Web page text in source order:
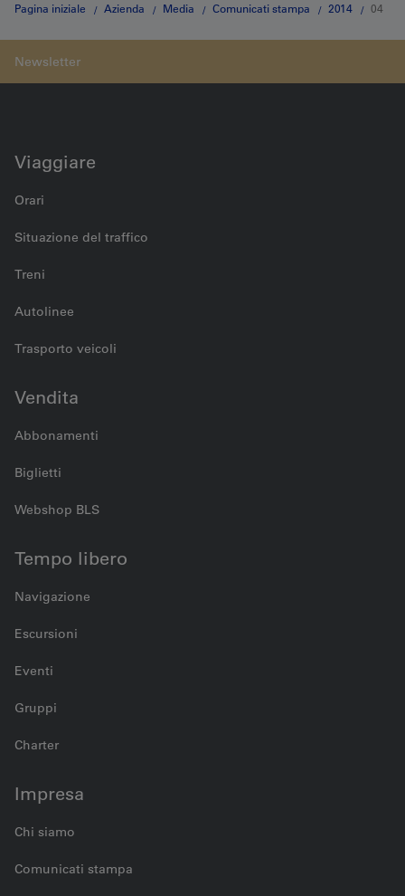
Pagina iniziale Azienda Media Comunicati stampa 2014 04
Viaggiare
Orari
Situazione del traffico
Treni
Autolinee
Trasporto veicoli
Vendita
Abbonamenti
Biglietti
Webshop BLS
Tempo libero
Navigazione
Escursioni
Eventi
Gruppi
Charter
Impresa
Chi siamo
Comunicati stampa